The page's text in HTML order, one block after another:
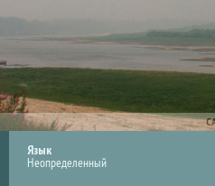
Язык
Неопределенный